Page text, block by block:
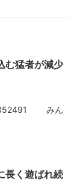
む猛者が減少
みん
長く遊ばれ続